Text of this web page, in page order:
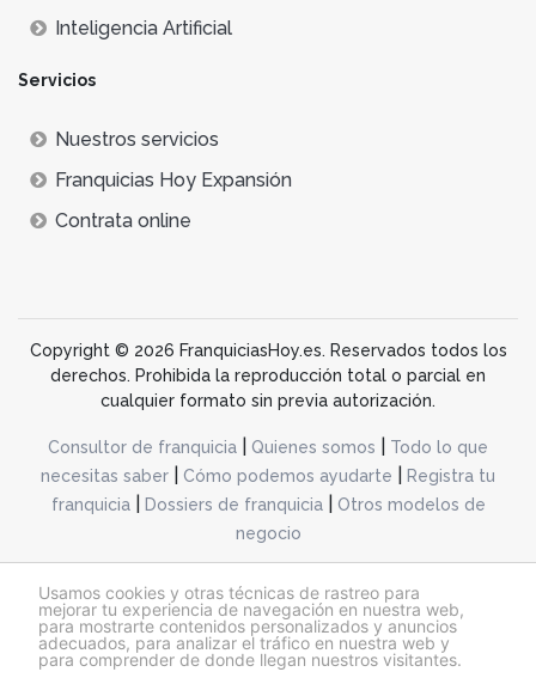
Usamos cookies y otras técnicas de rastreo para
mejorar tu experiencia de navegación en nuestra web,
para mostrarte contenidos personalizados y anuncios
adecuados, para analizar el tráfico en nuestra web y
para comprender de donde llegan nuestros visitantes.
Inteligencia Artificial
Servicios
Nuestros servicios
Franquicias Hoy Expansión
Contrata online
Copyright © 2026 FranquiciasHoy.es. Reservados todos los
derechos. Prohibida la reproducción total o parcial en
cualquier formato sin previa autorización.
Consultor de franquicia Quienes somos
Todo lo que
necesitas saber
Cómo podemos ayudarte
Registra tu
franquicia| Dossiers de franquicia|
Otros modelos de
negocio
@franquiciashoy.es |Aviso legal| Política de cookies|Política de privacidad